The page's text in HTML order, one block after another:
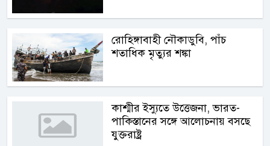
রোহিঙ্গাবাহী নৌকাডুবি, পাঁচ
শতাধিক মৃত্যুর শঙ্কা
কাশ্মীর ইস্যুতে উত্তেজনা, ভারত-
পাকিস্তানের সঙ্গে আলোচনায় বসছে
যুক্তরাষ্ট্র